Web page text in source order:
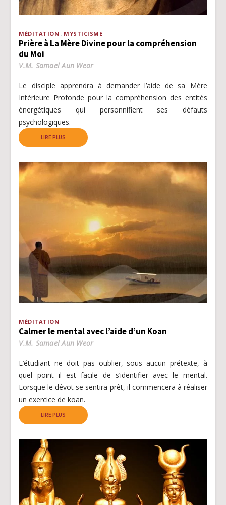
MÉDITATION MYSTICISME
Prière à La Mère Divine pour la compréhension
du Moi
V.M. Samael Aun Weor
Le disciple apprendra à demander l’aide de sa Mère
Intérieure Profonde pour la compréhension des entités
énergétiques qui personnifient ses défauts
psychologiques.
LIRE PLUS
MÉDITATION
Calmer le mental avec l’aide d’un Koan
V.M. Samael Aun Weor
L’étudiant ne doit pas oublier, sous aucun prétexte, à
quel point il est facile de s’identifier avec le mental.
Lorsque le dévot se sentira prêt, il commencera à réaliser
un exercice de koan.
LIRE PLUS